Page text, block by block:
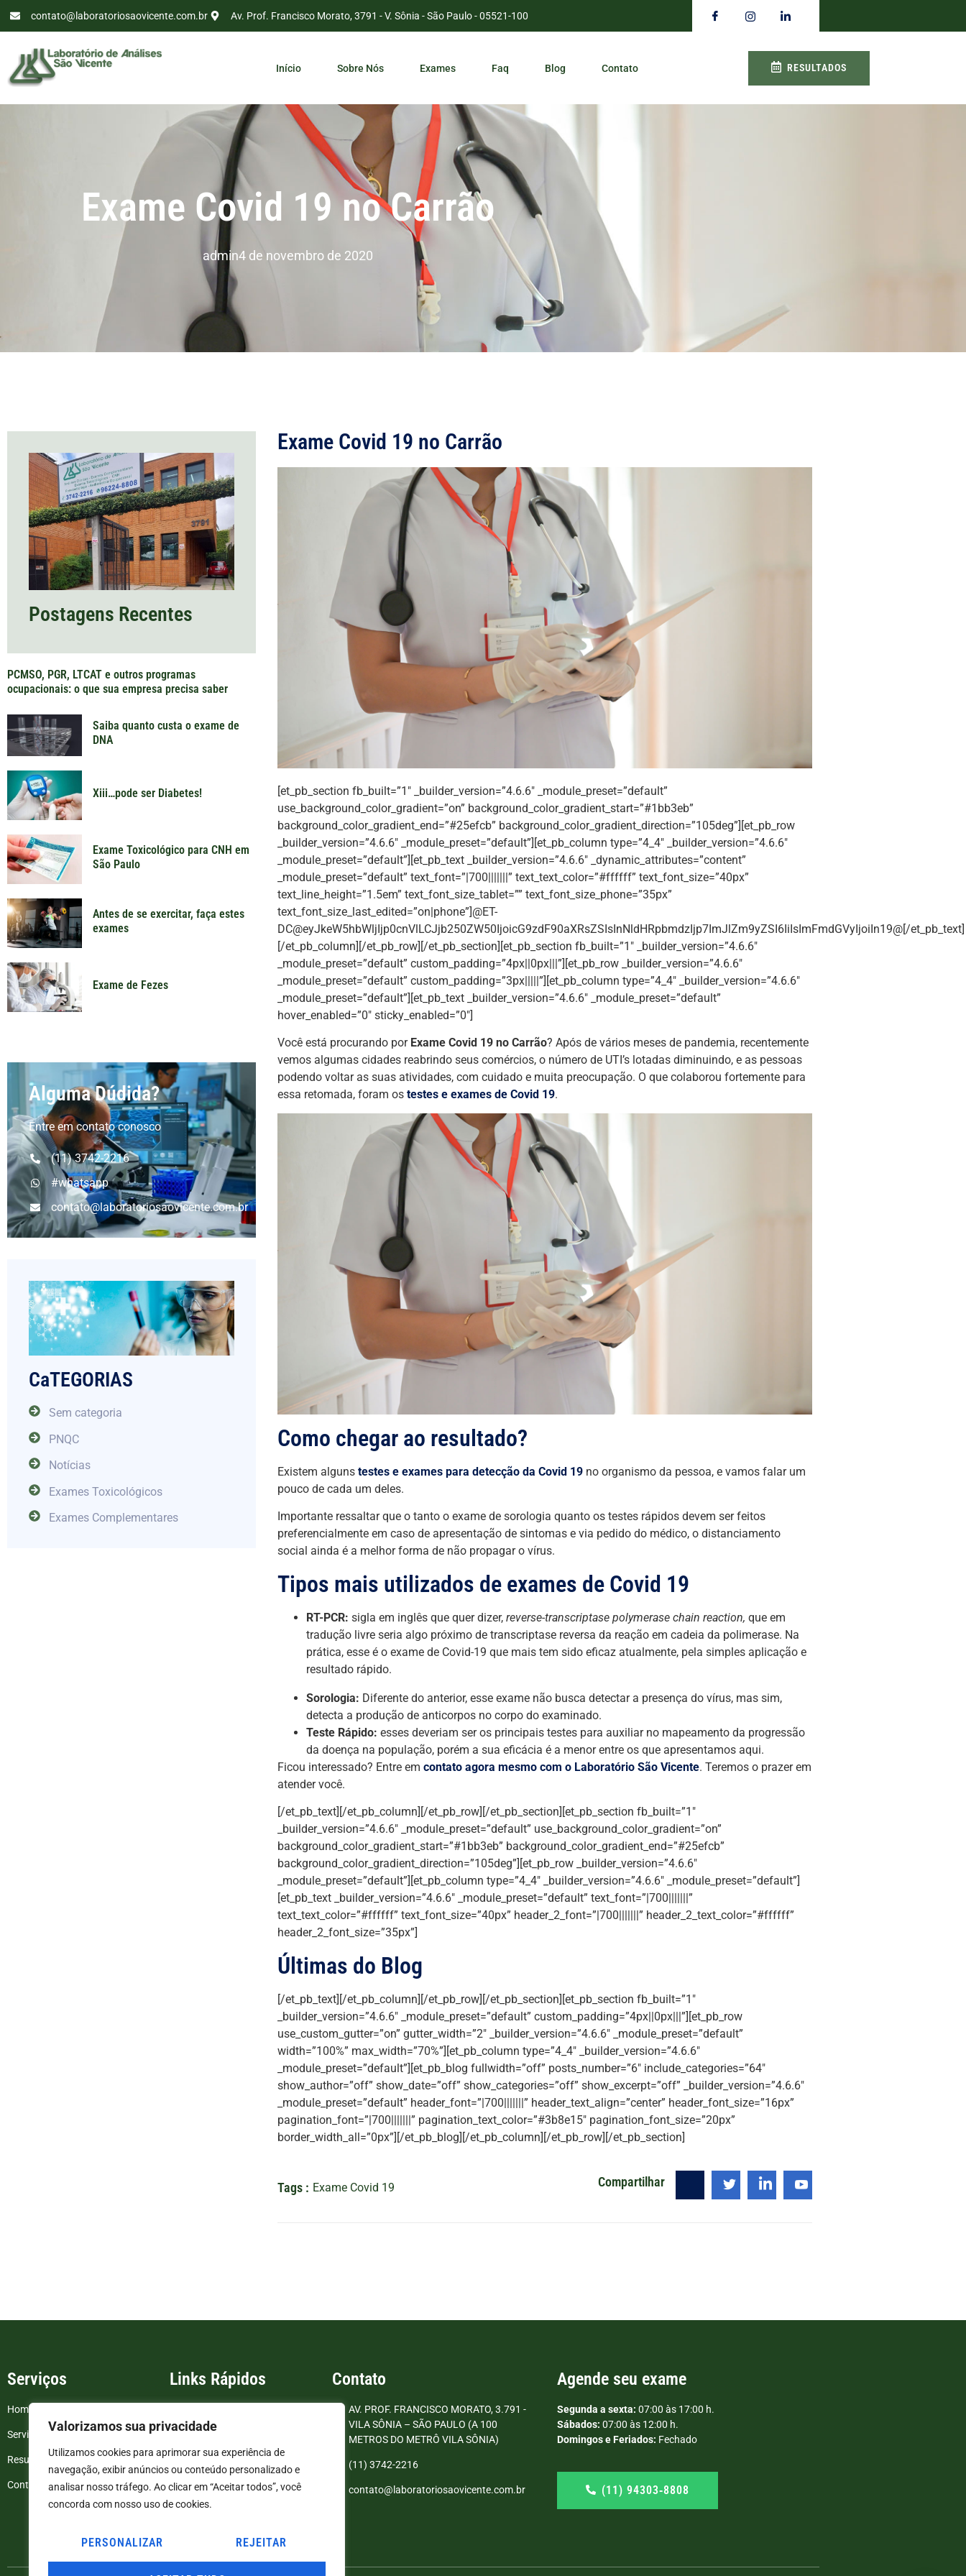
Valorizamos sua privacidade
Utilizamos cookies para aprimorar sua experiência de
navegação, exibir anúncios ou conteúdo personalizado e
analisar nosso tráfego. Ao clicar em “Aceitar todos”, você
concorda com nosso uso de cookies.
PERSONALIZAR REJEITAR
contato@laboratoriosaovicente.com.br Av. Prof. Francisco Morato, 3791 - V. Sônia - São Paulo - 05521-100
Início Sobre Nós Exames Faq Blog Contato RESULTADOS
Exame Covid 19 no Carrão
admin4 de novembro de 2020
Postagens Recentes
PCMSO, PGR, LTCAT e outros programas
ocupacionais: o que sua empresa precisa saber
Saiba quanto custa o exame de
DNA
Xiii…pode ser Diabetes!
Exame Toxicológico para CNH em
São Paulo
Antes de se exercitar, faça estes
exames
Exame de Fezes
Alguma Dúdida?
Entre em contato conosco
(11) 3742-2216
#whatsapp
contato@laboratoriosaovicente.com.br
CaTEGORIAS
Sem categoria
PNQC
Notícias
Exames Toxicológicos
Exames Complementares
Exame Covid 19 no Carrão
[et_pb_section fb_built=”1″ _builder_version=”4.6.6″ _module_preset=”default”
use_background_color_gradient=”on” background_color_gradient_start=”#1bb3eb”
background_color_gradient_end=”#25efcb” background_color_gradient_direction=”105deg”][et_pb_row
_builder_version=”4.6.6″ _module_preset=”default”][et_pb_column type=”4_4″ _builder_version=”4.6.6″
_module_preset=”default”][et_pb_text _builder_version=”4.6.6″ _dynamic_attributes=”content”
_module_preset=”default” text_font=”|700|||||||” text_text_color=”#ffffff” text_font_size=”40px”
text_line_height=”1.5em” text_font_size_tablet=”” text_font_size_phone=”35px”
text_font_size_last_edited=”on|phone”]@ET-
DC@eyJkeW5hbWljIjp0cnVlLCJjb250ZW50IjoicG9zdF90aXRsZSIsInNldHRpbmdzIjp7ImJlZm9yZSI6IiIsImFmdGVyIjoiIn19@[/et_pb_text]
[/et_pb_column][/et_pb_row][/et_pb_section][et_pb_section fb_built=”1″ _builder_version=”4.6.6″
_module_preset=”default” custom_padding=”4px||0px|||”][et_pb_row _builder_version=”4.6.6″
_module_preset=”default” custom_padding=”3px|||||”][et_pb_column type=”4_4″ _builder_version=”4.6.6″
_module_preset=”default”][et_pb_text _builder_version=”4.6.6″ _module_preset=”default”
hover_enabled=”0″ sticky_enabled=”0″]
Você está procurando por Exame Covid 19 no Carrão? Após de vários meses de pandemia, recentemente
vemos algumas cidades reabrindo seus comércios, o número de UTI’s lotadas diminuindo, e as pessoas
podendo voltar as suas atividades, com cuidado e muita preocupação. O que colaborou fortemente para
essa retomada, foram ostestes e exames de Covid 19.
Como chegar ao resultado?
Existem algunstestes e exames para detecção da Covid 19 no organismo da pessoa, e vamos falar um
pouco de cada um deles.
Importante ressaltar que o tanto o exame de sorologia quanto os testes rápidos devem ser feitos
preferencialmente em caso de apresentação de sintomas e via pedido do médico, o distanciamento
social ainda é a melhor forma de não propagar o vírus.
Tipos mais utilizados de exames de Covid 19
RT-PCR:sigla em inglês que quer dizer,reverse-transcriptase polymerase chain reaction,que em
tradução livre seria algo próximo de transcriptase reversa da reação em cadeia da polimerase. Na
prática, esse é o exame de Covid-19 que mais tem sido eficaz atualmente, pela simples aplicação e
resultado rápido.
Sorologia: Diferente do anterior, esse exame não busca detectar a presença do vírus, mas sim,
detecta a produção de anticorpos no corpo do examinado.
Teste Rápido:esses deveriam ser os principais testes para auxiliar no mapeamento da progressão
da doença na população, porém a sua eficácia é a menor entre os que apresentamos aqui.
Ficou interessado? Entre emcontato agora mesmo com o Laboratório São Vicente. Teremos o prazer em
atender você.
[/et_pb_text][/et_pb_column][/et_pb_row][/et_pb_section][et_pb_section fb_built=”1″
_builder_version=”4.6.6″ _module_preset=”default” use_background_color_gradient=”on”
background_color_gradient_start=”#1bb3eb” background_color_gradient_end=”#25efcb”
background_color_gradient_direction=”105deg”][et_pb_row _builder_version=”4.6.6″
_module_preset=”default”][et_pb_column type=”4_4″ _builder_version=”4.6.6″ _module_preset=”default”]
[et_pb_text _builder_version=”4.6.6″ _module_preset=”default” text_font=”|700|||||||”
text_text_color=”#ffffff” text_font_size=”40px” header_2_font=”|700|||||||” header_2_text_color=”#ffffff”
header_2_font_size=”35px”]
Últimas do Blog
[/et_pb_text][/et_pb_column][/et_pb_row][/et_pb_section][et_pb_section fb_built=”1″
_builder_version=”4.6.6″ _module_preset=”default” custom_padding=”4px||0px|||”][et_pb_row
use_custom_gutter=”on” gutter_width=”2″ _builder_version=”4.6.6″ _module_preset=”default”
width=”100%” max_width=”70%”][et_pb_column type=”4_4″ _builder_version=”4.6.6″
_module_preset=”default”][et_pb_blog fullwidth=”off” posts_number=”6″ include_categories=”64″
show_author=”off” show_date=”off” show_categories=”off” show_excerpt=”off” _builder_version=”4.6.6″
_module_preset=”default” header_font=”|700|||||||” header_text_align=”center” header_font_size=”16px”
pagination_font=”|700|||||||” pagination_text_color=”#3b8e15″ pagination_font_size=”20px”
border_width_all=”0px”][/et_pb_blog][/et_pb_column][/et_pb_row][/et_pb_section]
Tags : Exame Covid 19 Compartilhar
Serviços
Home
Serviços
Resultados de exames
Contato
Links Rápidos
Blog
Politica de Privacidade
Termos e Condições
Contato
AV. PROF. FRANCISCO MORATO, 3.791 -
VILA SÔNIA – SÃO PAULO (A 100
METROS DO METRÔ VILA SÔNIA)
(11) 3742-2216
contato@laboratoriosaovicente.com.br
Agende seu exame
Segunda a sexta: 07:00 às 17:00 h.
Sábados: 07:00 às 12:00 h.
Domingos e Feriados: Fechado
(11) 94303‑8808